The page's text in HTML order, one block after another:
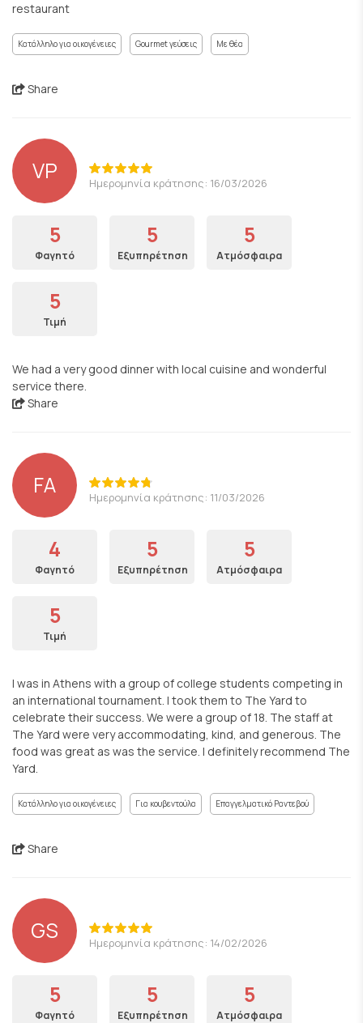
restaurant
Κατάλληλο για οικογένειες Gourmet γεύσεις Με θέα
Share
VP Ημερομηνία κράτησης: 16/03/2026
5
Φαγητό
5
Εξυπηρέτηση
5
Ατμόσφαιρα
5
Τιμή
We had a very good dinner with local cuisine and wonderful
service there.
Share
FA Ημερομηνία κράτησης: 11/03/2026
4
Φαγητό
5
Εξυπηρέτηση
5
Ατμόσφαιρα
5
Τιμή
I was in Athens with a group of college students competing in
an international tournament. I took them to The Yard to
celebrate their success. We were a group of 18. The staff at
The Yard were very accommodating, kind, and generous. The
food was great as was the service. I definitely recommend The
Yard.
Κατάλληλο για οικογένειες Για κουβεντούλα Επαγγελματικό Ραντεβού
Share
GS Ημερομηνία κράτησης: 14/02/2026
5
Φαγητό
5
Εξυπηρέτηση
5
Ατμόσφαιρα